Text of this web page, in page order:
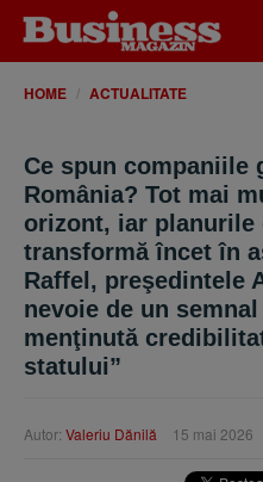
HOME ACTUALITATE
Ce spun companiile
România? Tot mai
orizont, iar planurile
transformă încet în
Raffel, preşedintele
nevoie de un
menţinută
statului”
Autor: Valeriu Dănilă 15 mai 2026